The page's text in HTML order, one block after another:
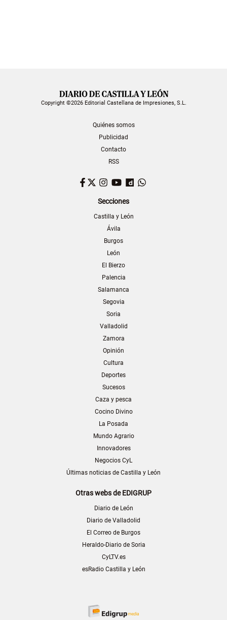
Copyright ©2026 Editorial Castellana de Impresiones, S.L.
Quiénes somos
Publicidad
Contacto
RSS
Facebook
TwitterInstagram
YouTubeDailymotion
Secciones
Castilla y León
Ávila
Burgos
León
El Bierzo
Palencia
Salamanca
Segovia
Soria
Valladolid
Zamora
Opinión
Cultura
Deportes
Sucesos
Caza y pesca
Cocino Divino
La Posada
Mundo Agrario
Innovadores
Negocios CyL
Últimas noticias de Castilla y León
Otras webs de EDIGRUP
Diario de León
Diario de Valladolid
El Correo de Burgos
Heraldo-Diario de Soria
CyLTV.es
esRadio Castilla y León